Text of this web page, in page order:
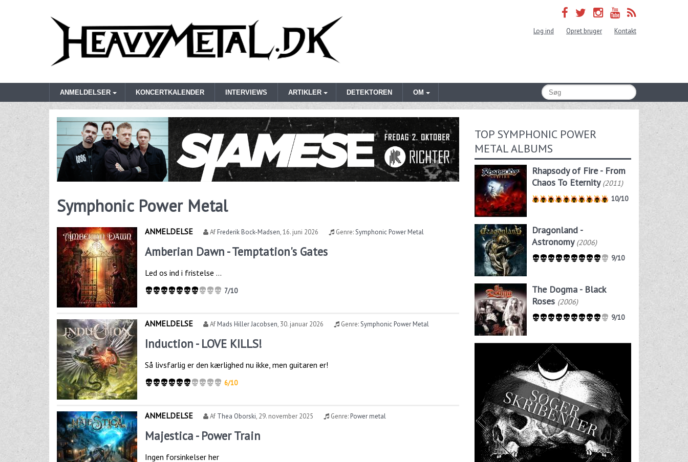
Log ind Opret bruger Kontakt
ANMELDELSER KONCERTKALENDER INTERVIEWS ARTIKLER DETEKTOREN OM
Symphonic Power Metal
ANMELDELSE AfFrederik Bock-Madsen,16. juni 2026 Genre:Symphonic Power Metal
Amberian Dawn - Temptation's Gates
Led os ind i fristelse …
7/10
ANMELDELSE AfMads Hiller Jacobsen, 30. januar 2026 Genre:Symphonic Power Metal
Induction - LOVE KILLS!
Så livsfarlig er den kærlighed nu ikke, men guitaren er!
6/10
ANMELDELSE Af Thea Oborski, 29. november 2025 Genre:Power metal
Majestica - Power Train
Ingen forsinkelser her
TOP SYMPHONIC POWER
METAL ALBUMS
Rhapsody of Fire - From
Chaos To Eternity (2011)
10/10
Dragonland -
Astronomy (2006)
9/10
The Dogma - Black
Roses (2006)
9/10